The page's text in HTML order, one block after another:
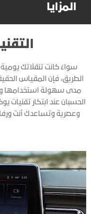
المزايا
سواءٌ كانت تنقلاتك
الطريق، فإن المقياس
مدى سهولة استخدامها
وعصرية وتساعدك أنت